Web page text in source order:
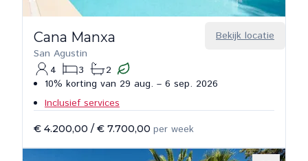
Bekijk locatie
Cana Manxa
San Agustin
4
3
2
10% korting van 29 aug. – 6 sep. 2026
Inclusief services
€ 4.200,00 / € 7.700,00 per week